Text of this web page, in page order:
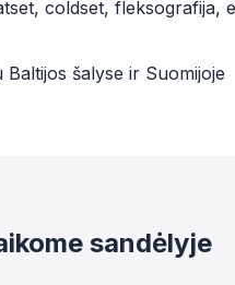
coldset, fleksografija,
šalyse ir Suomijoje
sandėlyje